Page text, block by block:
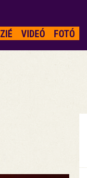
VIDEÓ FOTÓ